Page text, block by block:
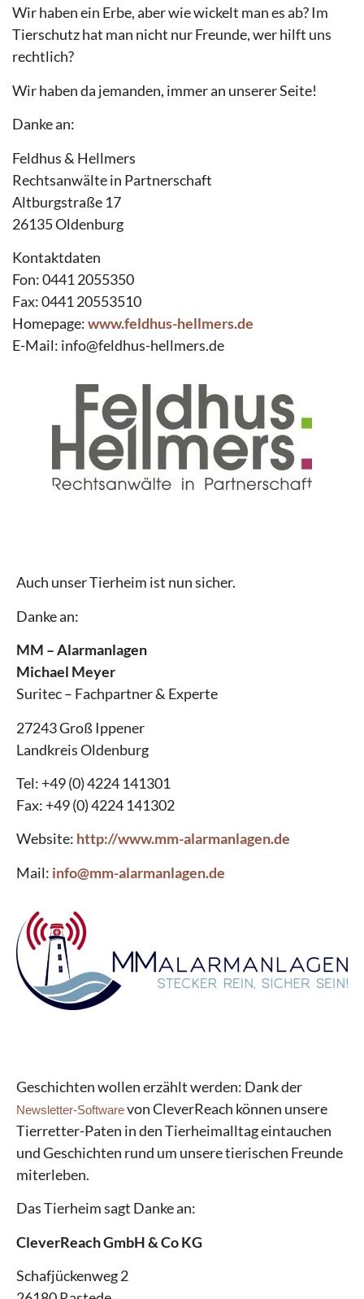
Wir haben ein Erbe, aber wie wickelt man es ab? Im
Tierschutz hat man nicht nur Freunde, wer hilft uns
rechtlich?
Wir haben da jemanden, immer an unserer Seite!
Danke an:
Feldhus & Hellmers
Rechtsanwälte in Partnerschaft
Altburgstraße 17
26135 Oldenburg
Kontaktdaten
Fon: 0441 2055350
Fax: 0441 20553510
Homepage:www.feldhus-hellmers.de
E-Mail: info@feldhus-hellmers.de
Auch unser Tierheim ist nun sicher.
Danke an:
MM – Alarmanlagen
Michael Meyer
Suritec – Fachpartner & Experte
27243 Groß Ippener
Landkreis Oldenburg
Tel: +49 (0) 4224 141301
Fax: +49 (0) 4224 141302
Website: http://www.mm-alarmanlagen.de
Mail: info@mm-alarmanlagen.de
Geschichten wollen erzählt werden: Dank der
Newsletter-Softwarevon CleverReach können unsere
Tierretter-Paten in den Tierheimalltag eintauchen
und Geschichten rund um unsere tierischen Freunde
miterleben.
Das Tierheim sagt Danke an:
CleverReach GmbH & Co KG
Schafjückenweg 2